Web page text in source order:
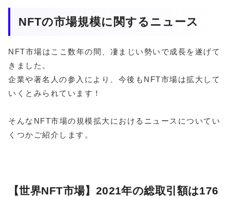
NFTの市場規模に関するニュース
NFT市場はここ数年の間、凄まじい勢いで成長を遂げて
きました。
企業や著名人の参入により、今後もNFT市場は拡大して
いくとみられています！
そんなNFT市場の規模拡大におけるニュースについてい
くつかご紹介します。
【世界NFT市場】2021年の総取引額は176